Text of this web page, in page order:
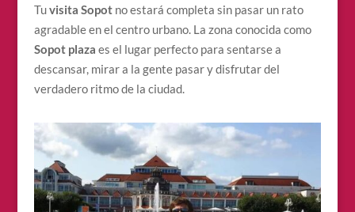
Tuvisita Sopotno estará completa sin pasar un rato
agradable en el centro urbano. La zona conocida como
Sopot plaza es el lugar perfecto para sentarse a
descansar, mirar a la gente pasar y disfrutar del
verdadero ritmo de la ciudad.